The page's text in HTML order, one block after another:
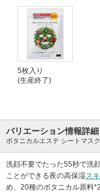
5枚入り
(生産終了)
バリエーション情報詳細
ボタニカルエステ シートマス
洗顔不要でたった55秒で洗
ことができる夜の高保湿ス
め、20種のボタニカル原料